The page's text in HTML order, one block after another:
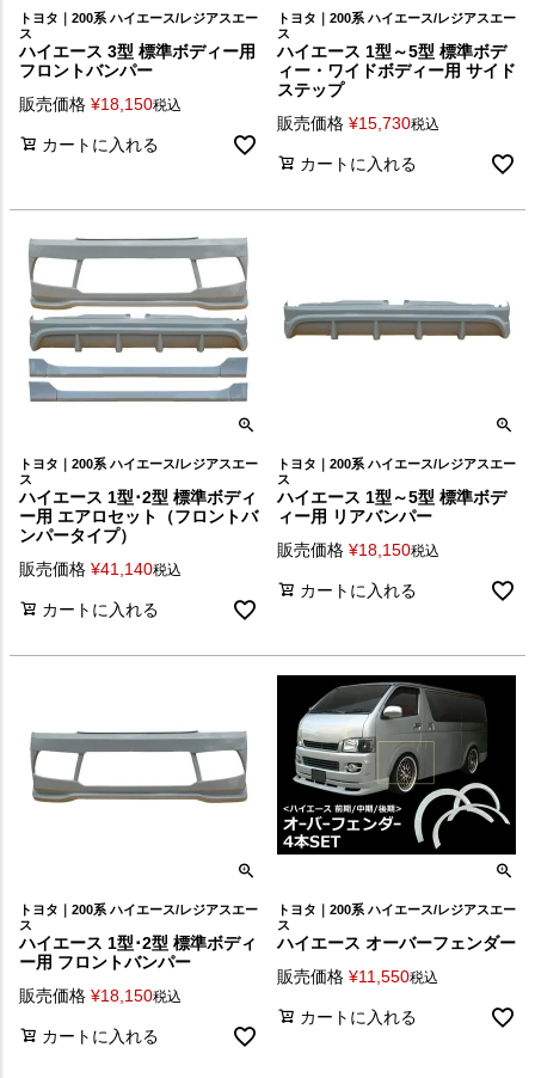
トヨタ｜200系 ハイエース/レジアスエー
ス
ハイエース 3型 標準ボディー用
フロントバンパー
販売価格 ¥18,150税込
カートに入れる
トヨタ｜200系 ハイエース/レジアスエー
ス
ハイエース 1型～5型 標準ボデ
ィー・ワイドボディー用 サイド
ステップ
販売価格 ¥15,730税込
カートに入れる
トヨタ｜200系 ハイエース/レジアスエー
ス
ハイエース 1型･2型 標準ボディ
ー用 エアロセット（フロントバ
ンパータイプ）
販売価格 ¥41,140税込
カートに入れる
トヨタ｜200系 ハイエース/レジアスエー
ス
ハイエース 1型～5型 標準ボデ
ィー用 リアバンパー
販売価格 ¥18,150税込
カートに入れる
トヨタ｜200系 ハイエース/レジアスエー
ス
ハイエース 1型･2型 標準ボディ
ー用 フロントバンパー
販売価格 ¥18,150税込
カートに入れる
トヨタ｜200系 ハイエース/レジアスエー
ス
ハイエース オーバーフェンダー
販売価格 ¥11,550税込
カートに入れる